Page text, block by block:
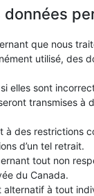
que nous
utilisé, des
elles sont
transmises à
à des restrictions
d’un tel retrait.
tout non
du Canada.
alternatif à tout